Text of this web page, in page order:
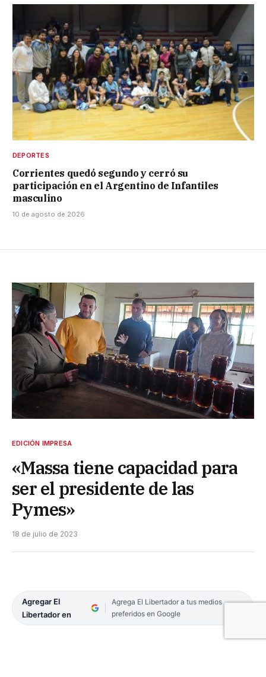
DEPORTES
Corrientes quedó segundo y cerró su
participación en el Argentino de Infantiles
masculino
10 de agosto de 2026
EDICIÓN IMPRESA
«Massa tiene capacidad para
ser el presidente de las
Pymes»
18 de julio de 2023
Agregar El
Libertador en
Agrega El Libertador a tus medios
preferidos en Google